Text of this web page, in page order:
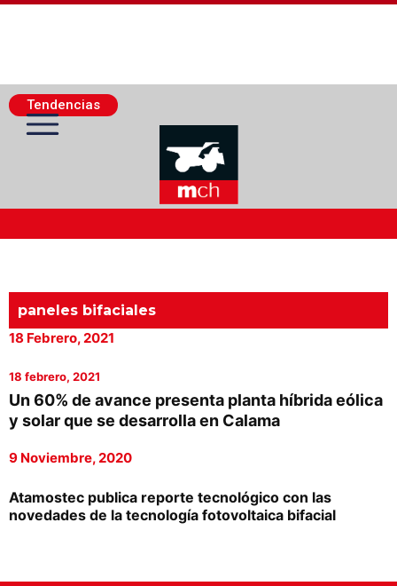
Tendencias
Actualidad Minera
Minería Superficie
Proveedores
Canal Digital
Columnas de Opinión
Designaciones
paneles bifaciales
18 Febrero, 2021
18 febrero, 2021
Un 60% de avance presenta planta híbrida eólica
y solar que se desarrolla en Calama
9 Noviembre, 2020
Atamostec publica reporte tecnológico con las
novedades de la tecnología fotovoltaica bifacial